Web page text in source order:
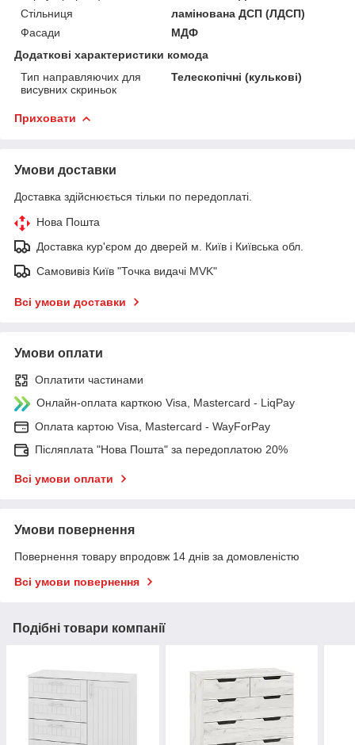
Стільниця
ламінована ДСП (ЛДСП)
Фасади
МДФ
Додаткові характеристики комода
Тип направляючих для
висувних скриньок
Телескопічні (кулькові)
Приховати
Умови доставки
Доставка здійснюється тільки по передоплаті.
Нова Пошта
Доставка кур'єром до дверей м. Київ і Київська обл.
Самовивіз Київ "Точка видачі MVK"
Всі умови доставки
Умови оплати
Оплатити частинами
Онлайн-оплата карткою Visa, Mastercard - LiqPay
Оплата картою Visa, Mastercard - WayForPay
Післяплата "Нова Пошта" за передоплатою 20%
Всі умови оплати
Умови повернення
Повернення товару впродовж 14 днів за домовленістю
Всі умови повернення
Подібні товари компанії